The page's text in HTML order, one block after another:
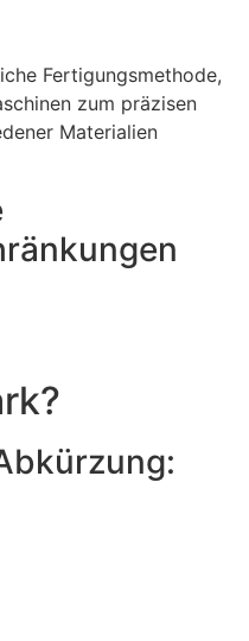
Fertigungsmethode,
zum präzisen
Materialien